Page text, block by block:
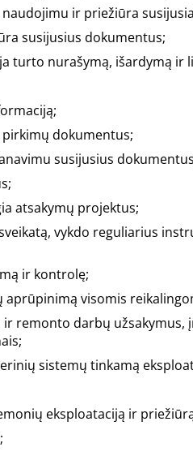
ir priežiūra
susijusius dokumentus;
turto nurašymą, išardymą ir
dokumentus;
susijusius
atsakymų projektus;
vykdo reguliarius
ir kontrolę;
visomis
remonto darbų
sistemų tinkamą
eksploataciją ir